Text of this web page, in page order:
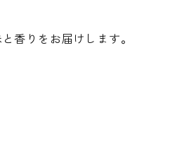
香りをお届けします。